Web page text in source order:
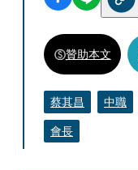
贊助本文
蔡其昌 中職
會長